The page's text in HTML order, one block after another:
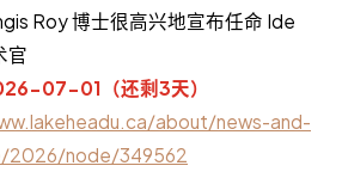
Roy 博士很高兴地宣布任命 Ide
官
07-01（还剩3天）
about/news-and-
2026/node/349562